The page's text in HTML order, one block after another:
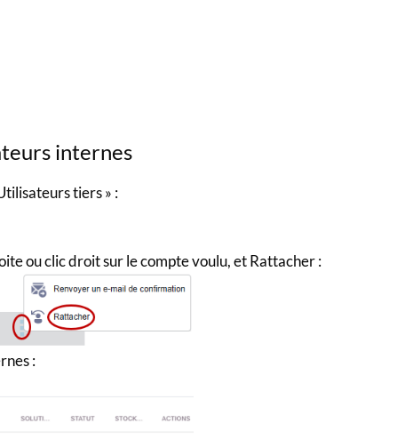
internes
tiers » :
ou clic droit sur le compte voulu, et Rattacher :
: